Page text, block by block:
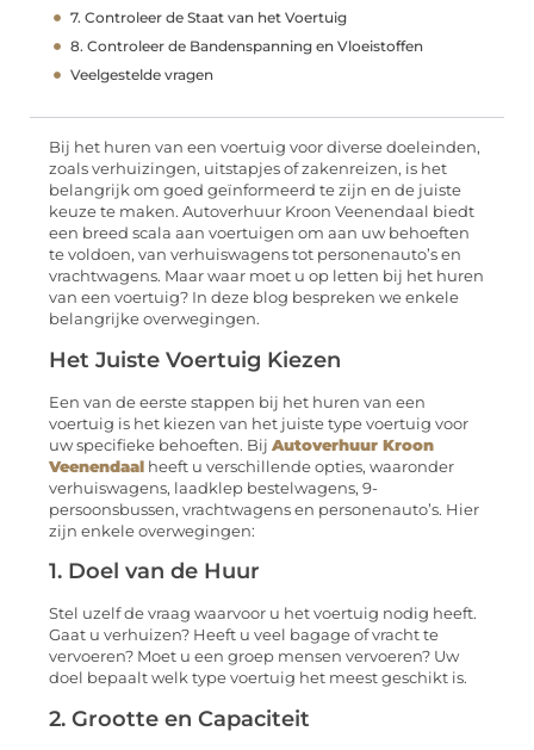
7. Controleer de Staat van het Voertuig
8. Controleer de Bandenspanning en Vloeistoffen
Veelgestelde vragen
Bij het huren van een voertuig voor diverse doeleinden,
zoals verhuizingen, uitstapjes of zakenreizen, is het
belangrijk om goed geïnformeerd te zijn en de juiste
keuze te maken. Autoverhuur Kroon Veenendaal biedt
een breed scala aan voertuigen om aan uw behoeften
te voldoen, van verhuiswagens tot personenauto’s en
vrachtwagens. Maar waar moet u op letten bij het huren
van een voertuig? In deze blog bespreken we enkele
belangrijke overwegingen.
Het Juiste Voertuig Kiezen
Een van de eerste stappen bij het huren van een
voertuig is het kiezen van het juiste type voertuig voor
uw specifieke behoeften. Bij Autoverhuur Kroon
Veenendaal heeft u verschillende opties, waaronder
verhuiswagens, laadklep bestelwagens, 9-
persoonsbussen, vrachtwagens en personenauto’s. Hier
zijn enkele overwegingen:
1. Doel van de Huur
Stel uzelf de vraag waarvoor u het voertuig nodig heeft.
Gaat u verhuizen? Heeft u veel bagage of vracht te
vervoeren? Moet u een groep mensen vervoeren? Uw
doel bepaalt welk type voertuig het meest geschikt is.
2. Grootte en Capaciteit